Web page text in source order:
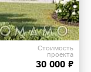
Стоимость
проекта
30 000 ₽